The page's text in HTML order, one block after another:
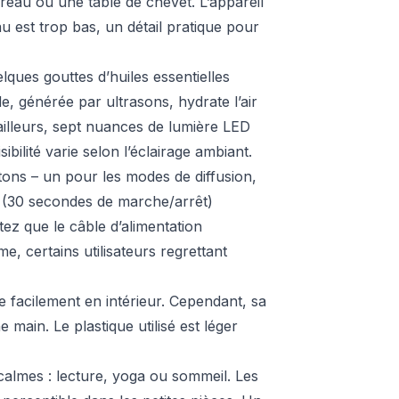
est trop bas, un détail pratique pour
gouttes d’huiles essentielles
générée par ultrasons, hydrate l’air
sept nuances de lumière LED
varie selon l’éclairage ambiant.
– un pour les modes de diffusion,
secondes de marche/arrêt)
que le câble d’alimentation
certains utilisateurs regrettant
facilement en intérieur. Cependant, sa
main. Le plastique utilisé est léger
: lecture, yoga ou sommeil. Les